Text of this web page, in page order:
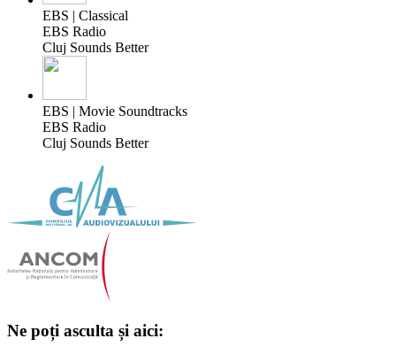
EBS | Classical
EBS Radio
Cluj Sounds Better
EBS | Movie Soundtracks
EBS Radio
Cluj Sounds Better
Ne poți asculta și aici: